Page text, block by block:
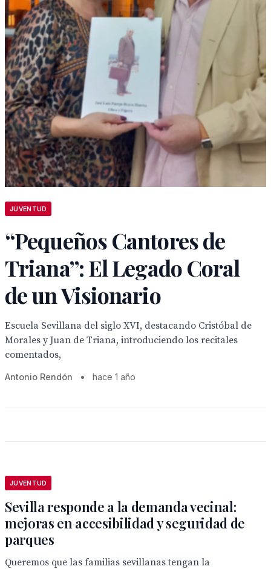
JUVENTUD
“Pequeños Cantores de
Triana”: El Legado Coral
de un Visionario
Escuela Sevillana del siglo XVI, destacando Cristóbal de
Morales y Juan de Triana, introduciendo los recitales
comentados,
Antonio Rendón • hace 1 año
JUVENTUD
Sevilla responde a la demanda vecinal:
mejoras en accesibilidad y seguridad de
parques
Queremos que las familias sevillanas tengan la